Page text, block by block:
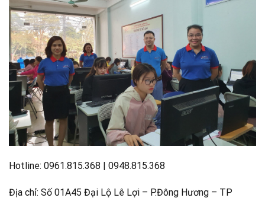
Hotline: 0961.815.368 | 0948.815.368
Địa chỉ: Số 01A45 Đại Lộ Lê Lợi – P.Đông Hương – TP